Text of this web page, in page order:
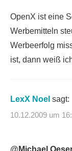
OpenX ist eine
Werbemitteln
Werbeerfolg
ist, dann weiß
LexX Noel sagt:
10.12.2009 um